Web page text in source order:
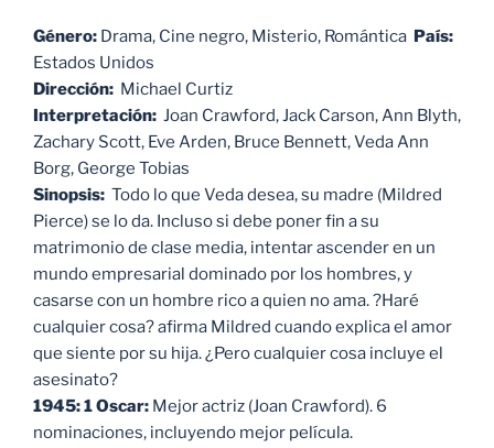
Género: Drama, Cine negro, Misterio, Romántica País:
Estados Unidos
Dirección: Michael Curtiz
Interpretación: Joan Crawford, Jack Carson, Ann Blyth,
Zachary Scott, Eve Arden, Bruce Bennett, Veda Ann
Borg, George Tobias
Sinopsis: Todo lo que Veda desea, su madre (Mildred
Pierce) se lo da. Incluso si debe poner fin a su
matrimonio de clase media, intentar ascender en un
mundo empresarial dominado por los hombres, y
casarse con un hombre rico a quien no ama. ?Haré
cualquier cosa? afirma Mildred cuando explica el amor
que siente por su hija. ¿Pero cualquier cosa incluye el
asesinato?
1945: 1 Oscar: Mejor actriz (Joan Crawford). 6
nominaciones, incluyendo mejor película.